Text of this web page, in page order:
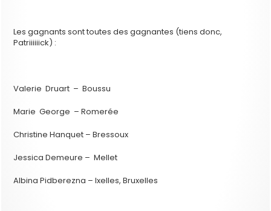
Les gagnants sont toutes des gagnantes (tiens donc,
Patriiiiiick) :
Valerie Druart – Boussu
Marie George – Romerée
Christine Hanquet – Bressoux
Jessica Demeure – Mellet
Albina Pidberezna – Ixelles, Bruxelles